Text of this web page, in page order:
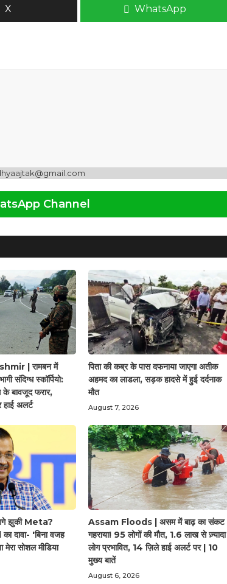
X WhatsApp
Channel
| रामबन में
संदिग्ध स्कॉर्पियो:
के बावजूद फरार,
हाई अलर्ट
पिता की कब्र के पास दफनाया जाएगा अतीक
अहमद का लाडला, सड़क हादसे में हुई दर्दनाक
मौत
August 7, 2026
झुकी Meta?
'बिना वजह
मेरा सोशल मीडिया
Assam Floods | असम में बाढ़ का संकट
गहराया! 95 लोगों की मौत, 1.6 लाख से ज़्यादा
लोग प्रभावित, 14 ज़िले हाई अलर्ट पर | 10
मुख्य बातें
August 6, 2026